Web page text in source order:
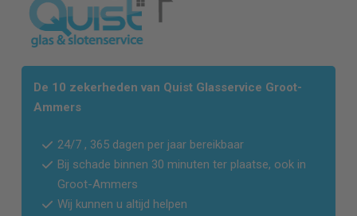
De 10 zekerheden van Quist Glasservice Groot-
Ammers
24/7 , 365 dagen per jaar bereikbaar
Bij schade binnen 30 minuten ter plaatse, ook in
Groot-Ammers
Wij kunnen u altijd helpen